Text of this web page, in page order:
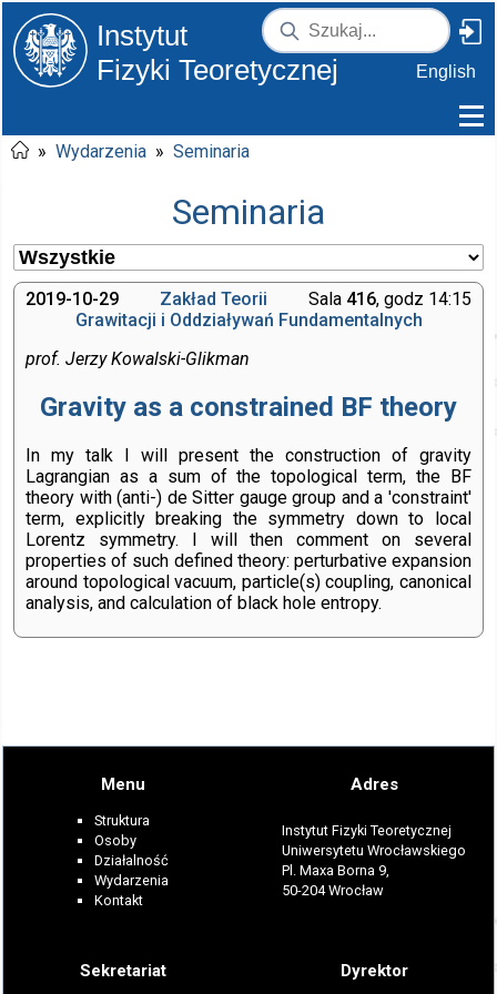
Instytut
Fizyki Teoretycznej
English
» Wydarzenia » Seminaria
Seminaria
2019-10-29 Sala 416, godz 14:15
Zakład Teorii
Grawitacji i Oddziaływań Fundamentalnych
prof. Jerzy Kowalski-Glikman
Gravity as a constrained BF theory
In my talk I will present the construction of gravity
Lagrangian as a sum of the topological term, the BF
theory with (anti-) de Sitter gauge group and a 'constraint'
term, explicitly breaking the symmetry down to local
Lorentz symmetry. I will then comment on several
properties of such defined theory: perturbative expansion
around topological vacuum, particle(s) coupling, canonical
analysis, and calculation of black hole entropy.
Menu
Struktura
Osoby
Działalność
Wydarzenia
Kontakt
Adres
Instytut Fizyki Teoretycznej
Uniwersytetu Wrocławskiego
Pl. Maxa Borna 9,
50-204 Wrocław
Sekretariat Dyrektor